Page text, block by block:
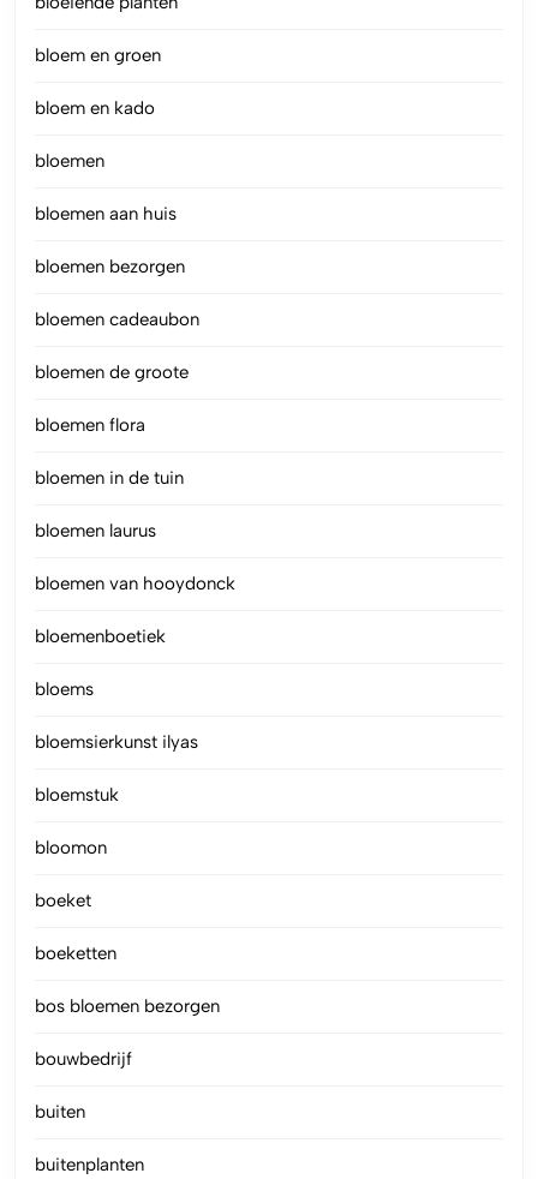
bloem en groen
bloem en kado
bloemen
bloemen aan huis
bloemen bezorgen
bloemen cadeaubon
bloemen de groote
bloemen flora
bloemen in de tuin
bloemen laurus
bloemen van hooydonck
bloemenboetiek
bloems
bloemsierkunst ilyas
bloemstuk
bloomon
boeket
boeketten
bos bloemen bezorgen
bouwbedrijf
buiten
buitenplanten